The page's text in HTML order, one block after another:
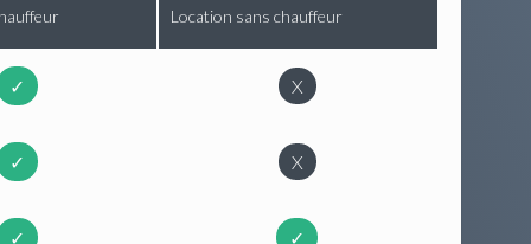
Location sans chauffeur
✓ X
✓ X
✓ ✓